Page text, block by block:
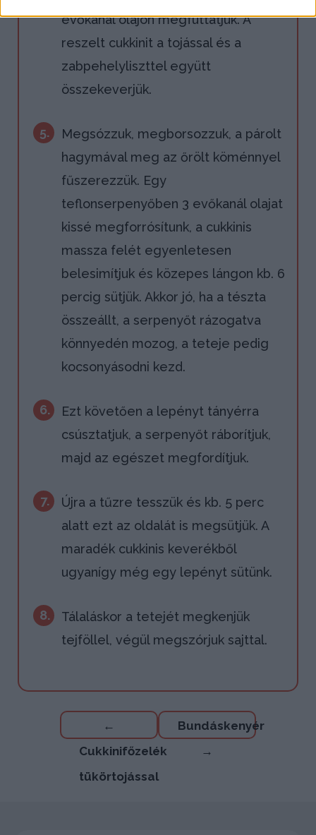
evőkanál olajon megfuttatjuk. A
reszelt cukkinit a tojással és a
zabpehelyliszttel együtt
összekeverjük.
5.
Megsózzuk, megborsozzuk, a párolt
hagymával meg az őrölt köménnyel
fűszerezzük. Egy
teflonserpenyőben 3 evőkanál olajat
kissé megforrósítunk, a cukkinis
massza felét egyenletesen
belesimítjuk és közepes lángon kb. 6
percig sütjük. Akkor jó, ha a tészta
összeállt, a serpenyőt rázogatva
könnyedén mozog, a teteje pedig
kocsonyásodni kezd.
6.
Ezt követően a lepényt tányérra
csúsztatjuk, a serpenyőt ráborítjuk,
majd az egészet megfordítjuk.
7.
Újra a tűzre tesszük és kb. 5 perc
alatt ezt az oldalát is megsütjük. A
maradék cukkinis keverékből
ugyanígy még egy lepényt sütünk.
8.
Tálaláskor a tetejét megkenjük
tejföllel, végül megszórjuk sajttal.
Bejegyzés
navigáció
←
Cukkinifőzelék
tükörtojással
Bundáskenyér
→